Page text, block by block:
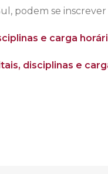
podem se
e carga
disciplinas e